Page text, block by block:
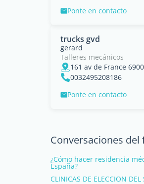
Ponte en contacto
trucks gvd
gerard
Talleres mecánicos
161 av de France 6900
0032495208186
Ponte en contacto
Conversaciones
¿Cómo hacer residencia
España?
CLINICAS DE ELECCION DEL